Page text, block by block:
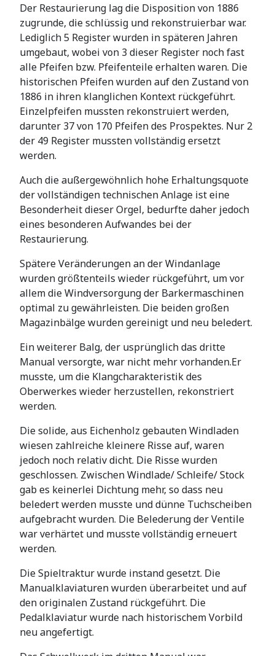
Der Restaurierung lag die Disposition von 1886
zugrunde, die schlüssig und rekonstruierbar war.
Lediglich 5 Register wurden in späteren Jahren
umgebaut, wobei von 3 dieser Register noch fast
alle Pfeifen bzw. Pfeifenteile erhalten waren. Die
historischen Pfeifen wurden auf den Zustand von
1886 in ihren klanglichen Kontext rückgeführt.
Einzelpfeifen mussten rekonstruiert werden,
darunter 37 von 170 Pfeifen des Prospektes. Nur 2
der 49 Register mussten vollständig ersetzt
werden.
Auch die außergewöhnlich hohe Erhaltungsquote
der vollständigen technischen Anlage ist eine
Besonderheit dieser Orgel, bedurfte daher jedoch
eines besonderen Aufwandes bei der
Restaurierung.
Spätere Veränderungen an der Windanlage
wurden größtenteils wieder rückgeführt, um vor
allem die Windversorgung der Barkermaschinen
optimal zu gewährleisten. Die beiden großen
Magazinbälge wurden gereinigt und neu beledert.
Ein weiterer Balg, der usprünglich das dritte
Manual versorgte, war nicht mehr vorhanden.Er
musste, um die Klangcharakteristik des
Oberwerkes wieder herzustellen, rekonstriert
werden.
Die solide, aus Eichenholz gebauten Windladen
wiesen zahlreiche kleinere Risse auf, waren
jedoch noch relativ dicht. Die Risse wurden
geschlossen. Zwischen Windlade/ Schleife/ Stock
gab es keinerlei Dichtung mehr, so dass neu
beledert werden musste und dünne Tuchscheiben
aufgebracht wurden. Die Belederung der Ventile
war verhärtet und musste vollständig erneuert
werden.
Die Spieltraktur wurde instand gesetzt. Die
Manualklaviaturen wurden überarbeitet und auf
den originalen Zustand rückgeführt. Die
Pedalklaviatur wurde nach historischem Vorbild
neu angefertigt.